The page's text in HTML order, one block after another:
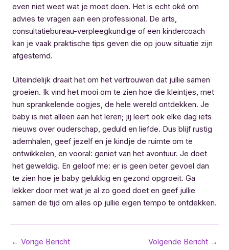
even niet weet wat je moet doen. Het is echt oké om
advies te vragen aan een professional. De arts,
consultatiebureau-verpleegkundige of een kindercoach
kan je vaak praktische tips geven die op jouw situatie zijn
afgestemd.
Uiteindelijk draait het om het vertrouwen dat jullie samen
groeien. Ik vind het mooi om te zien hoe die kleintjes, met
hun sprankelende oogjes, de hele wereld ontdekken. Je
baby is niet alleen aan het leren; jij leert ook elke dag iets
nieuws over ouderschap, geduld en liefde. Dus blijf rustig
ademhalen, geef jezelf en je kindje de ruimte om te
ontwikkelen, en vooral: geniet van het avontuur. Je doet
het geweldig. En geloof me: er is geen beter gevoel dan
te zien hoe je baby gelukkig en gezond opgroeit. Ga
lekker door met wat je al zo goed doet en geef jullie
samen de tijd om alles op jullie eigen tempo te ontdekken.
Bericht
← Vorige Bericht Volgende Bericht →